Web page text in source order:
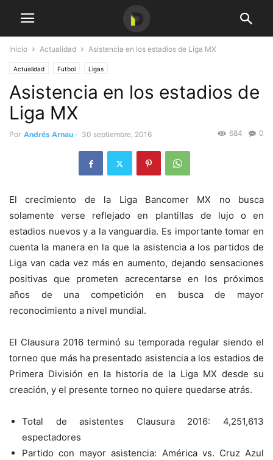
Inicio Actualidad Asistencia en los estadios de Liga MX
Actualidad Futbol Ligas
Asistencia en los estadios de
Liga MX
Por Andrés Arnau - 30 septiembre, 2016 0
684
El crecimiento de la Liga Bancomer MX no busca
solamente verse reflejado en plantillas de lujo o en
estadios nuevos y a la vanguardia. Es importante tomar en
cuenta la manera en la que la asistencia a los partidos de
Liga van cada vez más en aumento, dejando sensaciones
positivas que prometen acrecentarse en los próximos
años de una competición en busca de mayor
reconocimiento a nivel mundial.
El Clausura 2016 terminó su temporada regular siendo el
torneo que más ha presentado asistencia a los estadios de
Primera División en la historia de la Liga MX desde su
creación, y el presente torneo no quiere quedarse atrás.
Total de asistentes Clausura 2016: 4,251,613
espectadores
Partido con mayor asistencia: América vs. Cruz Azul